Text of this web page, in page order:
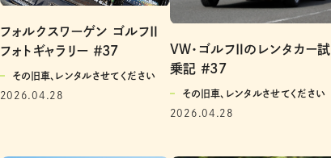
フォルクスワーゲン ゴルフⅡ
フォトギャラリー ＃37
その旧車、レンタルさせてください
2026.04.28
VW・ゴルフⅡのレンタカー試
乗記 ＃37
その旧車、レンタルさせてください
2026.04.28